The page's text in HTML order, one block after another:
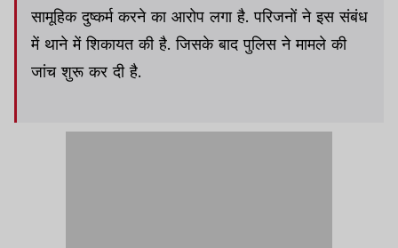
सामूहिक दुष्कर्म करने का आरोप लगा है. परिजनों ने इस संबंध
में थाने में शिकायत की है. जिसके बाद पुलिस ने मामले की
जांच शुरू कर दी है.